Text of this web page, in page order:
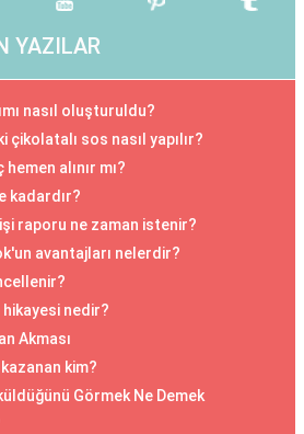
YAZILAR
nasıl oluşturuldu?
çikolatalı sos nasıl yapılır?
alınır mı?
kadardır?
raporu ne zaman istenir?
avantajları nelerdir?
nedir?
Akması
kazanan kim?
Görmek Ne Demek